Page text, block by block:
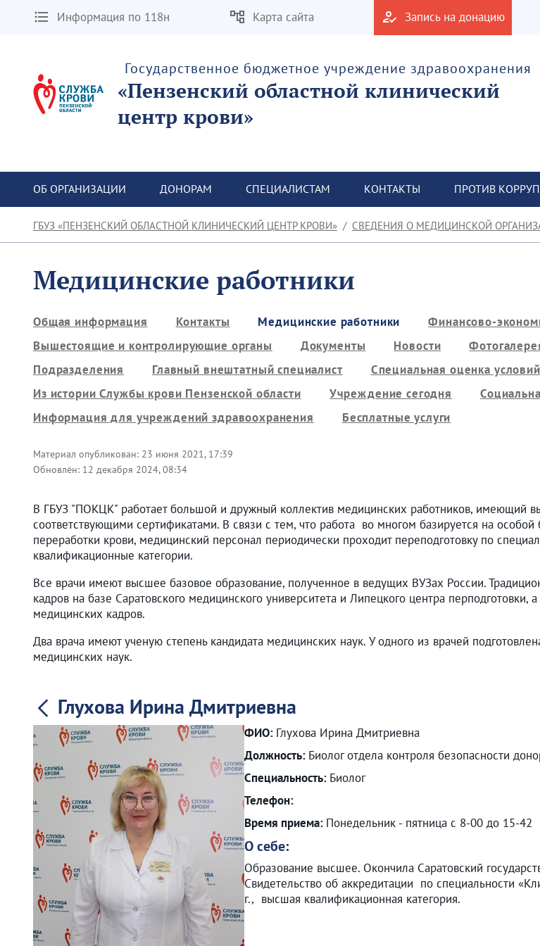
Информация по 118н Карта сайта Запись на донацию
Государственное бюджетное учреждение здравоохранения
«Пензенский областной клинический
центр крови»
ОБ ОРГАНИЗАЦИИ ДОНОРАМ СПЕЦИАЛИСТАМ КОНТАКТЫ ПРОТИВ
ГБУЗ «ПЕНЗЕНСКИЙ ОБЛАСТНОЙ КЛИНИЧЕСКИЙ ЦЕНТР КРОВИ» СВЕДЕНИЯ О МЕДИЦИНСКОЙ
Медицинские работники
Общая информация Контакты Медицинские работники Финансово-
Вышестоящие и контролирующие органы
Документы Новости
Подразделения
Главный внештатный специалист Специальная оценка
Из истории Службы крови Пензенской области
Учреждение сегодня
Информация для учреждений здравоохранения
Бесплатные услуги
Материал опубликован: 23 июня 2021, 17:39
Обновлён: 12 декабря 2024, 08:34
В ГБУЗ "ПОКЦК" работает большой и дружный коллектив медицинских работников, имеющий
соответствующими сертификатами. В связи с тем, что работа во многом базируется на особой
переработки крови, медицинский персонал периодически проходит переподготовку по
квалификационные категории.
Все врачи имеют высшее базовое образование, полученное в ведущих ВУЗах России.
кадров на базе Саратовского медицинского университета и Липецкого центра
медицинских кадров.
Два врача имеют ученую степень кандидата медицинских наук. У одного из врачей
медицинских наук.
Глухова Ирина Дмитриевна
ФИО: Глухова Ирина Дмитриевна
Должность: Биолог отдела контроля безопасности
Специальность: Биолог
Телефон:
Время приема: Понедельник - пятница с 8-00 до 15-42
О себе:
Образование высшее. Окончила Саратовский
Свидетельство об аккредитации по специальности
г., высшая квалификационная категория.